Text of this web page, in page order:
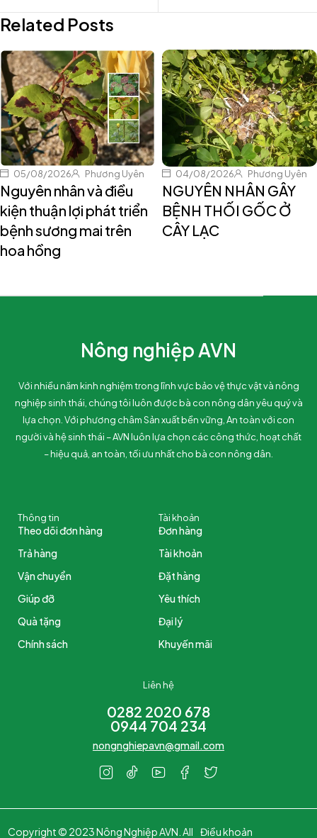
Related Posts
05/08/2026 Phương Uyên
Nguyên nhân và điều
kiện thuận lợi phát triển
bệnh sương mai trên
hoa hồng
04/08/2026 Phương Uyên
NGUYÊN NHÂN GÂY
BỆNH THỐI GỐC Ở
CÂY LẠC
Nông nghiệp AVN
Với nhiều năm kinh nghiệm trong lĩnh vực bảo vệ thực vật và nông
nghiệp sinh thái, chúng tôi luôn được bà con nông dân yêu quý và
lựa chọn. Với phương châm Sản xuất bền vững, An toàn với con
người và hệ sinh thái – AVN luôn lựa chọn các công thức, hoạt chất
– hiệu quả, an toàn, tối ưu nhất cho bà con nông dân.
Thông tin
Theo dõi đơn hàng
Trả hàng
Vận chuyển
Giúp đỡ
Quà tặng
Chính sách
Tài khoản
Đơn hàng
Tài khoản
Đặt hàng
Yêu thích
Đại lý
Khuyến mãi
Liên hệ
0282 2020 678
0944 704 234
nongnghiepavn@gmail.com
Copyright © 2023 Nông Nghiệp AVN. All Điều khoản